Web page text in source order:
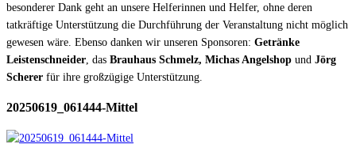
besonderer Dank geht an unsere Helferinnen und Helfer, ohne deren
tatkräftige Unterstützung die Durchführung der Veranstaltung nicht möglich
gewesen wäre. Ebenso danken wir unseren Sponsoren: Getränke
Leistenschneider , das Brauhaus Schmelz, Michas Angelshop und Jörg
Scherer für ihre großzügige Unterstützung.
20250619_061444-Mittel